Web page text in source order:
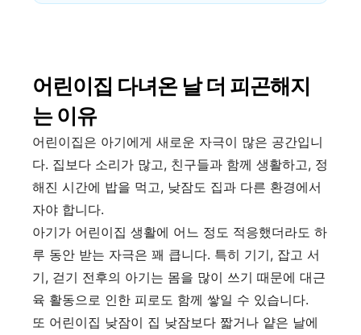
어린이집 다녀온 날 더 피곤해지
는 이유
어린이집은 아기에게 새로운 자극이 많은 공간입니
다. 집보다 소리가 많고, 친구들과 함께 생활하고, 정
해진 시간에 밥을 먹고, 낮잠도 집과 다른 환경에서
자야 합니다.
아기가 어린이집 생활에 어느 정도 적응했더라도 하
루 동안 받는 자극은 꽤 큽니다. 특히 기기, 잡고 서
기, 걷기 전후의 아기는 몸을 많이 쓰기 때문에 대근
육 활동으로 인한 피로도 함께 쌓일 수 있습니다.
또 어린이집 낮잠이 집 낮잠보다 짧거나 얕은 날에